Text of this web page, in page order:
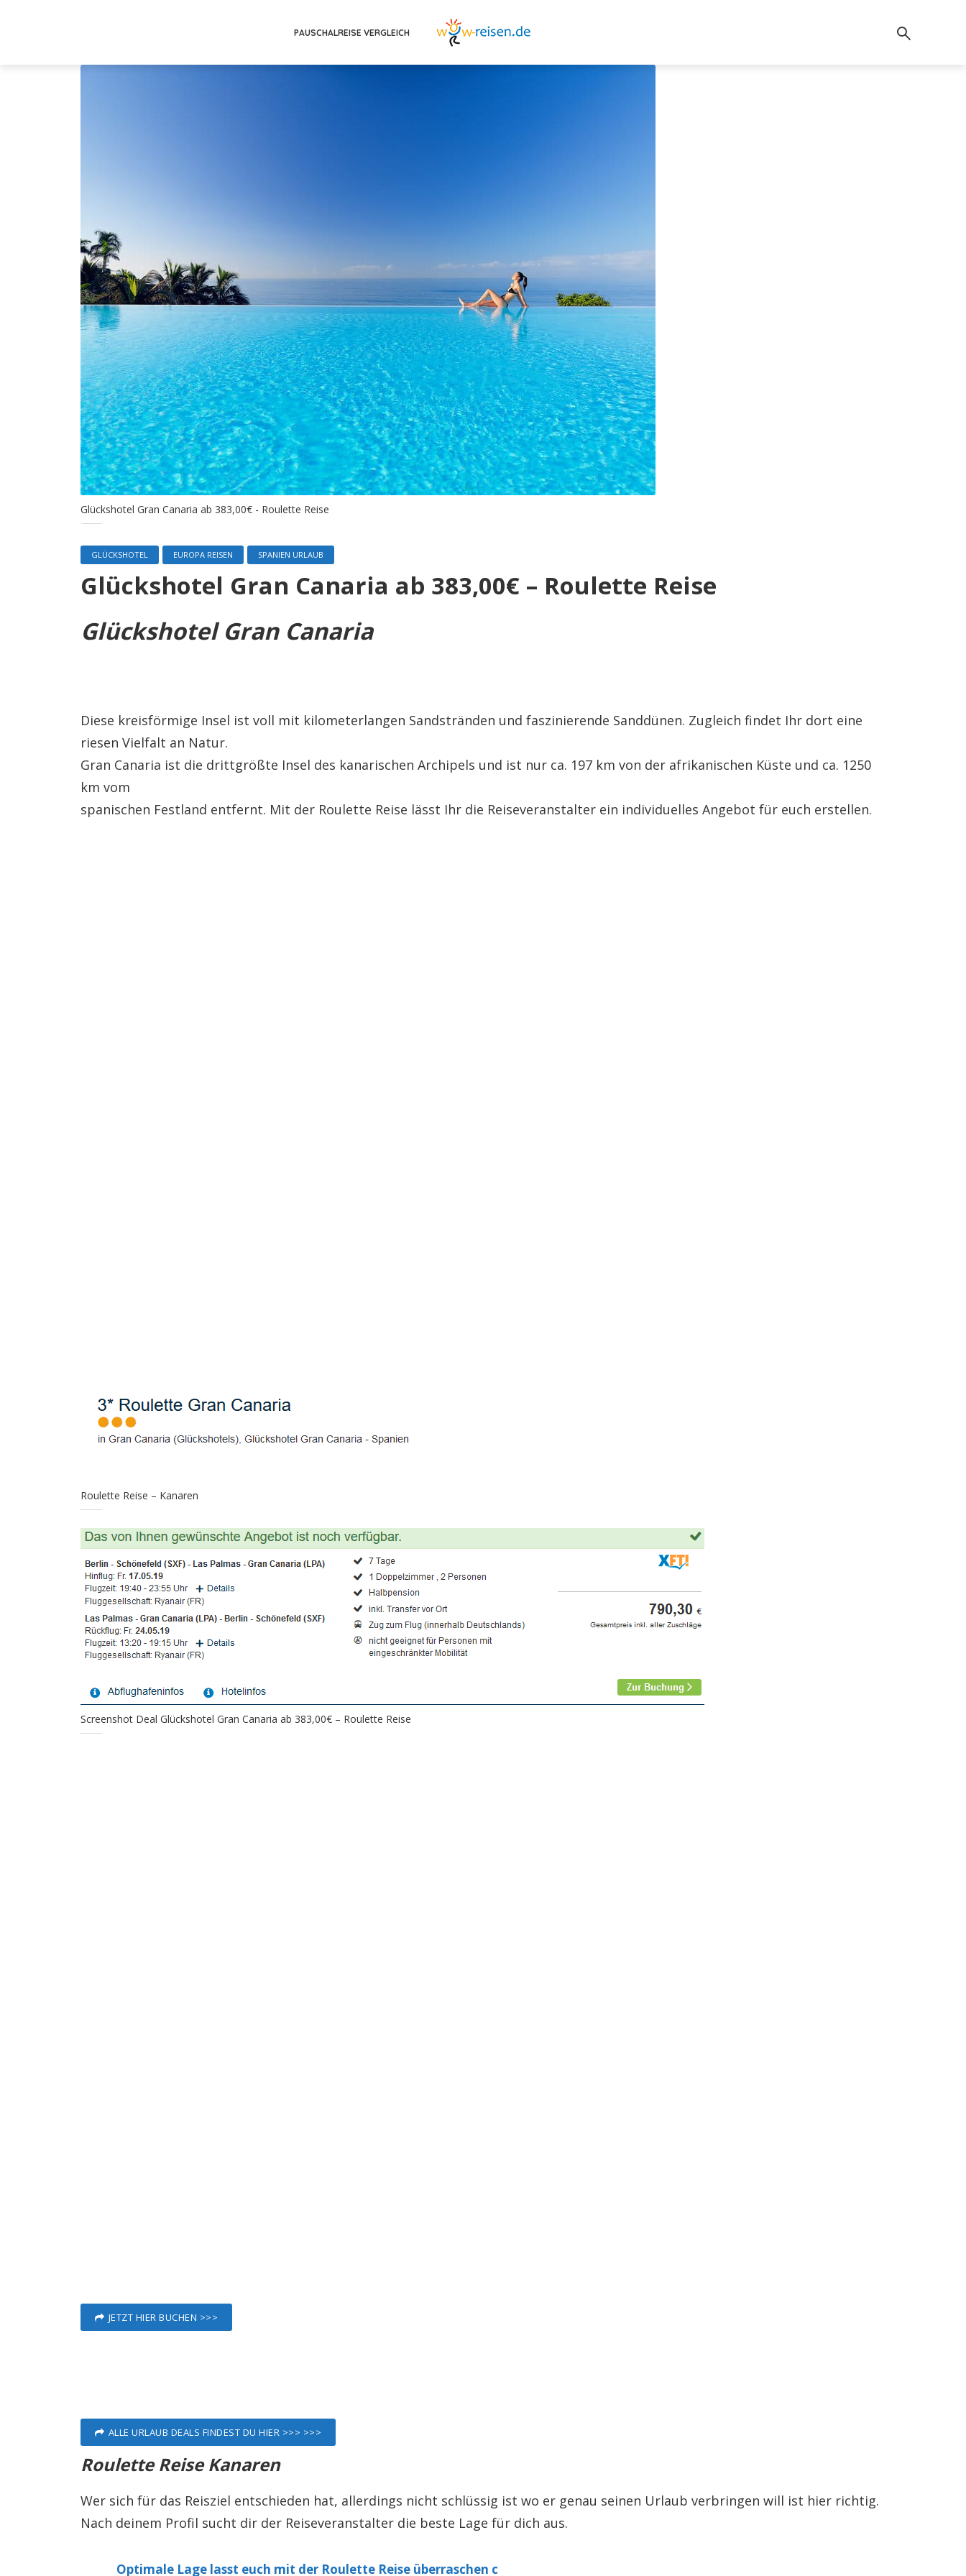
PAUSCHALREISE VERGLEICH
Glückshotel Gran Canaria ab 383,00€ - Roulette Reise
GLÜCKSHOTEL EUROPA REISEN SPANIEN URLAUB
Glückshotel Gran Canaria ab 383,00€ – Roulette Reise
Glückshotel Gran Canaria
Diese kreisförmige Insel ist voll mit kilometerlangen Sandstränden und faszinierende Sanddünen. Zugleich findet Ihr dort eine
riesen Vielfalt an Natur.
Gran Canaria ist die drittgrößte Insel des kanarischen Archipels und ist nur ca. 197 km von der afrikanischen Küste und ca. 1250
km vom
spanischen Festland entfernt. Mit der Roulette Reise lässt Ihr die Reiseveranstalter ein individuelles Angebot für euch erstellen.
Roulette Reise – Kanaren
Screenshot Deal Glückshotel Gran Canaria ab 383,00€ – Roulette Reise
JETZT HIER BUCHEN >>>
ALLE URLAUB DEALS FINDEST DU HIER >>> >>>
Roulette Reise Kanaren
Wer sich für das Reisziel entschieden hat, allerdings nicht schlüssig ist wo er genau seinen Urlaub verbringen will ist hier richtig.
Nach deinem Profil sucht dir der Reiseveranstalter die beste Lage für dich aus.
Optimale Lage lasst euch mit der Roulette Reise überraschen c